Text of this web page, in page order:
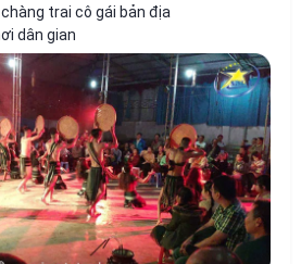
trai cô gái bản địa
dân gian